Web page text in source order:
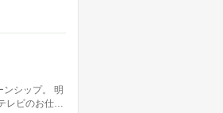
シップ。 明
レビのお仕…